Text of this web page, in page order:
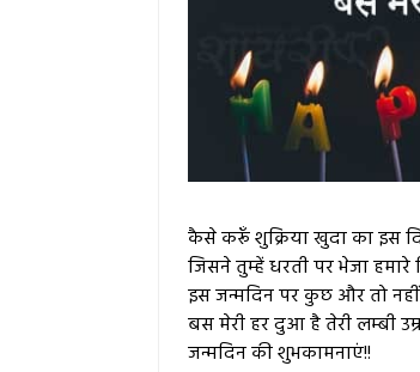
कैसे करूँ शुक्रिया खुदा का इस
जिसने तुम्हें धरती पर भेजा हमारे
इस जन्मदिन पर कुछ और तो
बस मेरी हर दुआ है तेरी लम्बी
जन्मदिन की शुभकामनाएं!!